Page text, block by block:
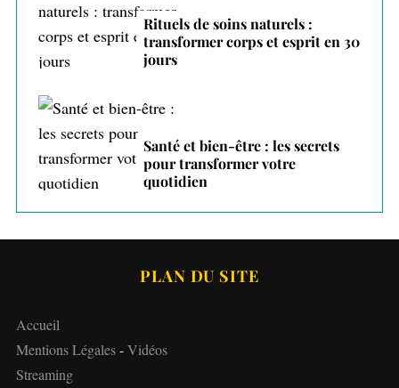
Rituels de soins naturels :
transformer corps et esprit en 30
jours
Santé et bien-être : les secrets
pour transformer votre
quotidien
PLAN DU SITE
Accueil
Mentions Légales-Vidéos
Streaming